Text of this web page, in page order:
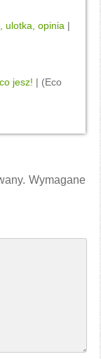
ulotka, opinia |
jesz! | (Eco
Wymagane